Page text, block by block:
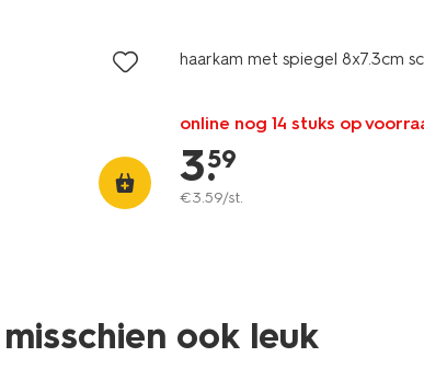
haarkam met spiegel 8x7.3cm
online nog 14 stuks op
3.
59
€3.59/st.
ook leuk